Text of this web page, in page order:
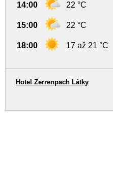
14:00 22 °C
15:00 22 °C
18:00 17 až 21 °C
Hotel Zerrenpach Látky